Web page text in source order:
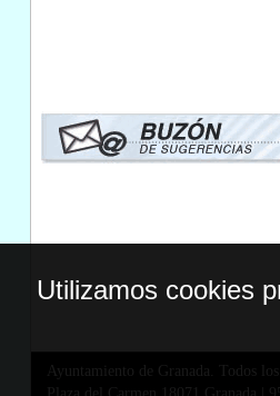
Ayuntamiento de Granada. Todos los
Utilizamos cookies